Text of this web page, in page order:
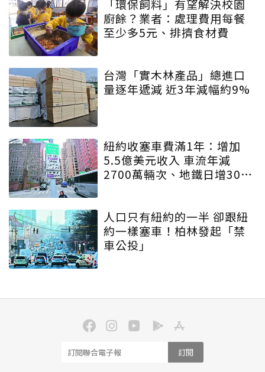
「環保飼料」有望解決校園
廚餘？業者：處理費用每餐
至少多5元、排擠食材費
台灣「實木林產品」總進口
量逐年遞減 近3年減幅約9%
紐約收塞車費滿1年：增加
5.5億美元收入 車流年減
2700萬輛次、地鐵日增30萬
人口只有紐約的一半 卻跟紐
約一樣塞車！柏林發起「禁
車公投」
訂閱